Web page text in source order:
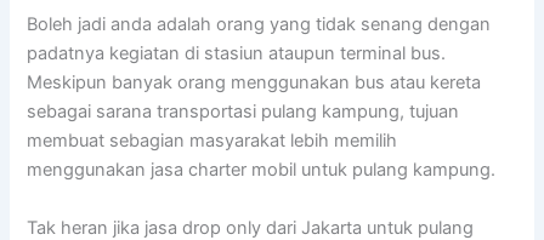
Boleh jadi anda adalah orang yang tidak senang dengan
padatnya kegiatan di stasiun ataupun terminal bus.
Meskipun banyak orang menggunakan bus atau kereta
sebagai sarana transportasi pulang kampung, tujuan
membuat sebagian masyarakat lebih memilih
menggunakan jasa charter mobil untuk pulang kampung.
Tak heran jika jasa drop only dari Jakarta untuk pulang